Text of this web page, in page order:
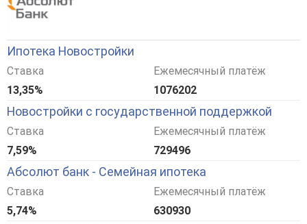
Ипотека Новостройки
Ставка
13,35%
Ежемесячный платёж
1076202
Новостройки с государственной поддержкой
Ставка
7,59%
Ежемесячный платёж
729496
Абсолют банк - Семейная ипотека
Ставка
5,74%
Ежемесячный платёж
630930